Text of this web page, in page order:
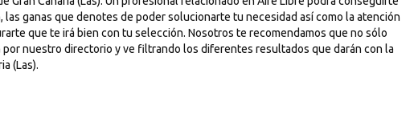
ganas que denotes de poder solucionarte tu necesidad así como la atención
que te irá bien con tu selección. Nosotros te recomendamos que no sólo
nuestro directorio y ve filtrando los diferentes resultados que darán con la
(Las).